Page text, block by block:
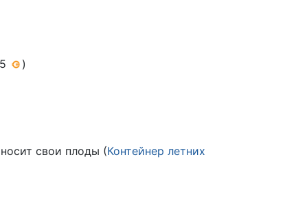
)
свои плоды (Контейнер летних